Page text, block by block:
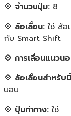
💠 จำนวนปุ่ม: 8
💠 ล้อเลื่อน:ใช่ ล้
กับ Smart Shift
💠 การเลื่อนแนวน
💠 ล้อเลื่อนสำหรับ
นอน
💠 ปุ่มท่าทาง:ใช่